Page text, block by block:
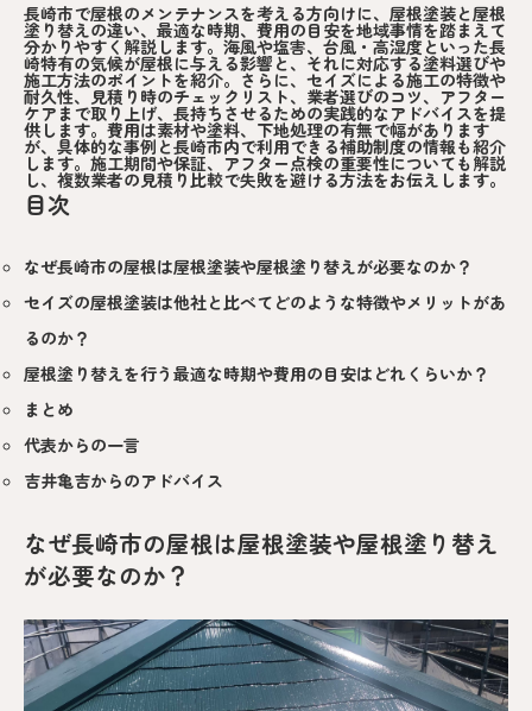
長崎市で屋根のメンテナンスを考える方向けに、屋根塗装と屋根
塗り替えの違い、最適な時期、費用の目安を地域事情を踏まえて
分かりやすく解説します。海風や塩害、台風・高湿度といった長
崎特有の気候が屋根に与える影響と、それに対応する塗料選びや
施工方法のポイントを紹介。さらに、セイズによる施工の特徴や
耐久性、見積り時のチェックリスト、業者選びのコツ、アフター
ケアまで取り上げ、長持ちさせるための実践的なアドバイスを提
供します。費用は素材や塗料、下地処理の有無で幅があります
が、具体的な事例と長崎市内で利用できる補助制度の情報も紹介
します。施工期間や保証、アフター点検の重要性についても解説
し、複数業者の見積り比較で失敗を避ける方法をお伝えします。
目次
なぜ長崎市の屋根は屋根塗装や屋根塗り替えが必要なのか？
セイズの屋根塗装は他社と比べてどのような特徴やメリットがあ
るのか？
屋根塗り替えを行う最適な時期や費用の目安はどれくらいか？
まとめ
代表からの一言
吉井亀吉からのアドバイス
なぜ長崎市の屋根は屋根塗装や屋根塗り替え
が必要なのか？